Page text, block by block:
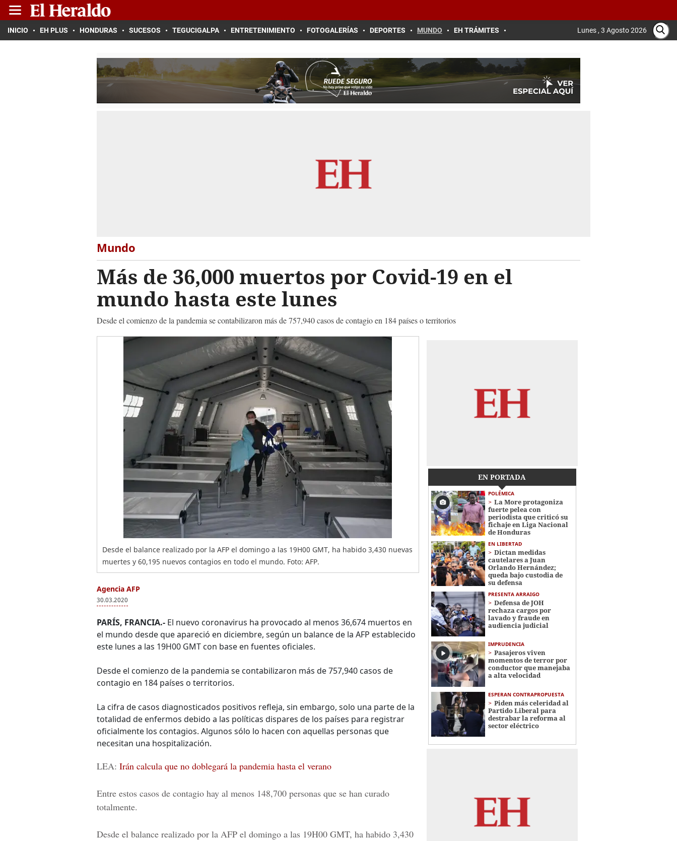
INICIO EH PLUS HONDURAS SUCESOS TEGUCIGALPA ENTRETENIMIENTO FOTOGALERÍAS DEPORTES MUNDO EH TRÁMITES Lunes , 3 Agosto 2026
Mundo
Más de 36,000 muertos por Covid-19 en el
mundo hasta este lunes
Desde el comienzo de la pandemia se contabilizaron más de 757,940 casos de contagio en 184 países o territorios
Desde el balance realizado por la AFP el domingo a las 19H00 GMT, ha habido 3,430 nuevas
muertes y 60,195 nuevos contagios en todo el mundo. Foto: AFP.
Agencia AFP
30.03.2020
PARÍS, FRANCIA.- El nuevo coronavirus ha provocado al menos 36,674 muertos en
el mundo desde que apareció en diciembre, según un balance de la AFP establecido
este lunes a las 19H00 GMT con base en fuentes oficiales.
Desde el comienzo de la pandemia se contabilizaron más de 757,940 casos de
contagio en 184 países o territorios.
La cifra de casos diagnosticados positivos refleja, sin embargo, solo una parte de la
totalidad de enfermos debido a las políticas dispares de los países para registrar
oficialmente los contagios. Algunos sólo lo hacen con aquellas personas que
necesitan una hospitalización.
LEA: Irán calcula que no doblegará la pandemia hasta el verano
Entre estos casos de contagio hay al menos 148,700 personas que se han curado
totalmente.
Desde el balance realizado por la AFP el domingo a las 19H00 GMT, ha habido 3,430
EN PORTADA
POLÉMICA
La More protagoniza
fuerte pelea con
periodista que criticó su
fichaje en Liga Nacional
de Honduras
EN LIBERTAD
Dictan medidas
cautelares a Juan
Orlando Hernández;
queda bajo custodia de
su defensa
PRESENTA ARRAIGO
Defensa de JOH
rechaza cargos por
lavado y fraude en
audiencia judicial
IMPRUDENCIA
Pasajeros viven
momentos de terror por
conductor que manejaba
a alta velocidad
ESPERAN CONTRAPROPUESTA
Piden más celeridad al
Partido Liberal para
destrabar la reforma al
sector eléctrico